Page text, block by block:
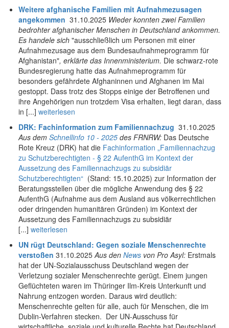
Weitere afghanische Familien mit Aufnahmezusagen
angekommen 31.10.2025 Wieder konnten zwei Familien
bedrohter afghanischer Menschen in Deutschland ankommen.
Es handele sich "ausschließlich um Personen mit einer
Aufnahmezusage aus dem Bundesaufnahmeprogramm für
Afghanistan", erklärte das Innenministerium. Die schwarz-rote
Bundesregierung hatte das Aufnahmeprogramm für
besonders gefährdete Afghaninnen und Afghanen im Mai
gestoppt. Dass trotz des Stopps einige der Betroffenen und
ihre Angehörigen nun trotzdem Visa erhalten, liegt daran, dass
in [...] weiterlesen
DRK: Fachinformation zum Familiennachzug 31.10.2025
Aus dem Schnellinfo 10 - 2025 des FRNRW: Das Deutsche
Rote Kreuz (DRK) hat die Fachinformation „Familiennachzug
zu Schutzberechtigten - § 22 AufenthG im Kontext der
Aussetzung des Familiennachzugs zu subsidiär
Schutzberechtigten“ (Stand: 15.10.2025) zur Information der
Beratungsstellen über die mögliche Anwendung des § 22
AufenthG (Aufnahme aus dem Ausland aus völkerrechtlichen
oder dringenden humanitären Gründen) im Kontext der
Aussetzung des Familiennachzugs zu subsidiär
[...] weiterlesen
UN rügt Deutschland: Gegen soziale Menschenrechte
verstoßen 31.10.2025Aus den News von Pro Asyl: Erstmals
hat der UN-Sozialausschuss Deutschland wegen der
Verletzung sozialer Menschenrechte gerügt. Einem jungen
Geflüchteten waren im Thüringer Ilm-Kreis Unterkunft und
Nahrung entzogen worden. Daraus wird deutlich:
Menschenrechte gelten für alle, auch für Menschen, die im
Dublin-Verfahren stecken. Der UN-Ausschuss für